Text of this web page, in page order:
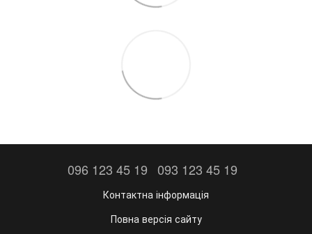
096 123 45 19 093 123 45 19
Контактна інформація
Повна версія сайту